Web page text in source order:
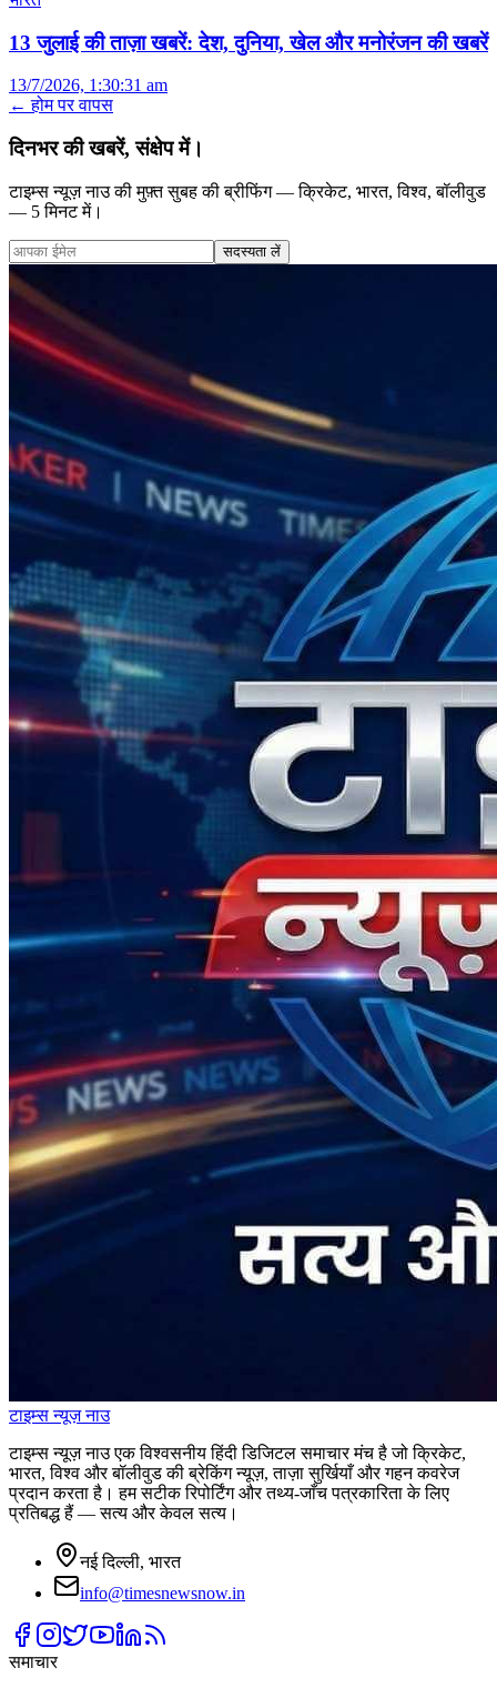
13 जुलाई की ताज़ा खबरें: देश, दुनिया, खेल और मनोरंजन की खबरें
13/7/2026, 1:30:31 am
← होम पर वापस
दिनभर की खबरें, संक्षेप में।
टाइम्स न्यूज़ नाउ की मुफ़्त सुबह की ब्रीफिंग — क्रिकेट, भारत, विश्व, बॉलीवुड
— 5 मिनट में।
सदस्यता लें
टाइम्सन्यूज़नाउ
टाइम्स न्यूज़ नाउ एक विश्वसनीय हिंदी डिजिटल समाचार मंच है जो क्रिकेट,
भारत, विश्व और बॉलीवुड की ब्रेकिंग न्यूज़, ताज़ा सुर्खियाँ और गहन कवरेज
प्रदान करता है। हम सटीक रिपोर्टिंग और तथ्य-जाँच पत्रकारिता के लिए
प्रतिबद्ध हैं — सत्य और केवल सत्य।
नई दिल्ली, भारत
info@timesnewsnow.in
समाचार